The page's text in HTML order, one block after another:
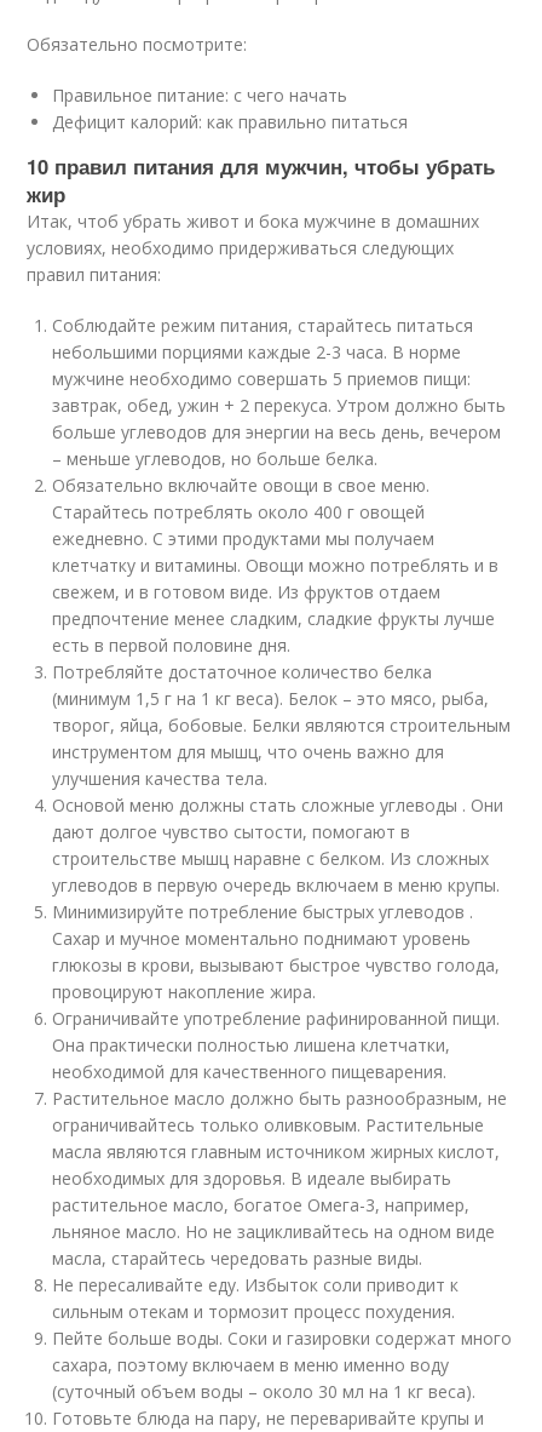
Обязательно посмотрите:
Правильное питание: с чего начать
Дефицит калорий: как правильно питаться
10 правил питания для мужчин, чтобы убрать
жир
Итак, чтоб убрать живот и бока мужчине в домашних
условиях, необходимо придерживаться следующих
правил питания:
Соблюдайте режим питания, старайтесь питаться
небольшими порциями каждые 2-3 часа. В норме
мужчине необходимо совершать 5 приемов пищи:
завтрак, обед, ужин + 2 перекуса. Утром должно быть
больше углеводов для энергии на весь день, вечером
– меньше углеводов, но больше белка.
Обязательно включайте овощи в свое меню.
Старайтесь потреблять около 400 г овощей
ежедневно. С этими продуктами мы получаем
клетчатку и витамины. Овощи можно потреблять и в
свежем, и в готовом виде. Из фруктов отдаем
предпочтение менее сладким, сладкие фрукты лучше
есть в первой половине дня.
Потребляйте достаточное количество белка
(минимум 1,5 г на 1 кг веса). Белок – это мясо, рыба,
творог, яйца, бобовые. Белки являются строительным
инструментом для мышц, что очень важно для
улучшения качества тела.
Основой меню должны стать сложные углеводы . Они
дают долгое чувство сытости, помогают в
строительстве мышц наравне с белком. Из сложных
углеводов в первую очередь включаем в меню крупы.
Минимизируйте потребление быстрых углеводов .
Сахар и мучное моментально поднимают уровень
глюкозы в крови, вызывают быстрое чувство голода,
провоцируют накопление жира.
Ограничивайте употребление рафинированной пищи.
Она практически полностью лишена клетчатки,
необходимой для качественного пищеварения.
Растительное масло должно быть разнообразным, не
ограничивайтесь только оливковым. Растительные
масла являются главным источником жирных кислот,
необходимых для здоровья. В идеале выбирать
растительное масло, богатое Омега-3, например,
льняное масло. Но не зацикливайтесь на одном виде
масла, старайтесь чередовать разные виды.
Не пересаливайте еду. Избыток соли приводит к
сильным отекам и тормозит процесс похудения.
Пейте больше воды. Соки и газировки содержат много
сахара, поэтому включаем в меню именно воду
(суточный объем воды – около 30 мл на 1 кг веса).
Готовьте блюда на пару, не переваривайте крупы и